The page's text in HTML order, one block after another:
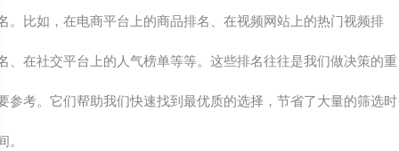
。比如，在电商平台上的商品排名、在视频网站上的热门视频排
、在社交平台上的人气榜单等等。这些排名往往是我们做决策的重
参考。它们帮助我们快速找到最优质的选择，节省了大量的筛选时
。